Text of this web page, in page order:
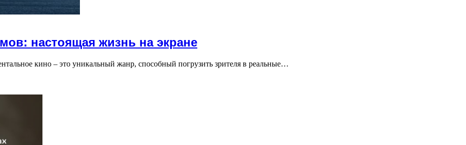
настоящая жизнь на экране
кино – это уникальный жанр, способный погрузить зрителя в реальные…